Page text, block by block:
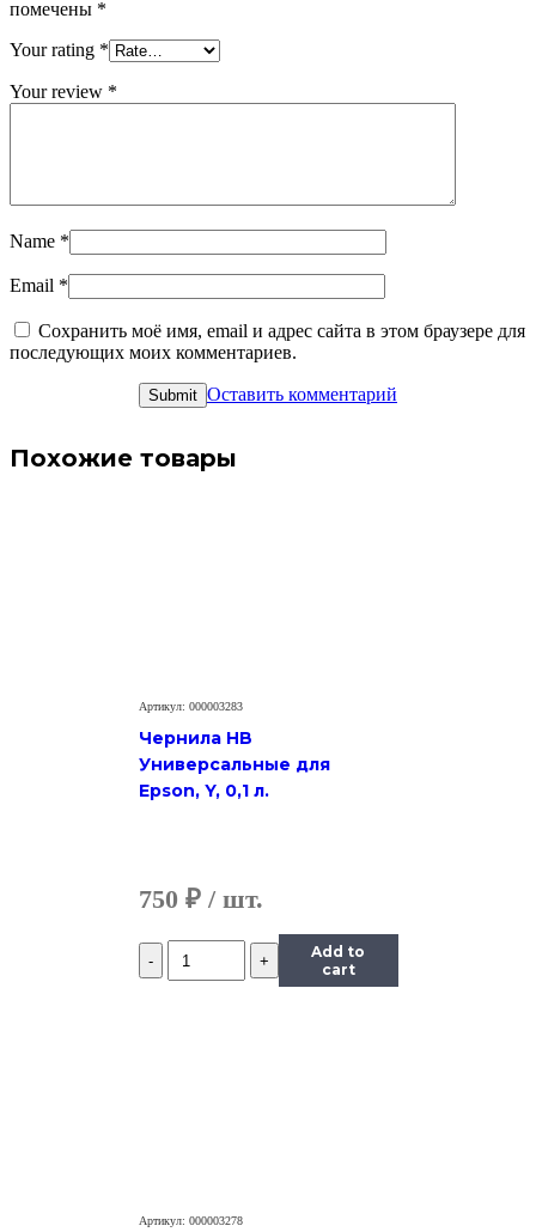
помечены *
Your rating *
Your review *
Name *
Email *
Сохранить моё имя, email и адрес сайта в этом браузере для
последующих моих комментариев.
Оставить комментарий
Похожие товары
Артикул: 000003283
Чернила HB
Универсальные для
Epson, Y, 0,1 л.
750 ₽
Количество
Чернила
Add to
cart
Артикул: 000003278